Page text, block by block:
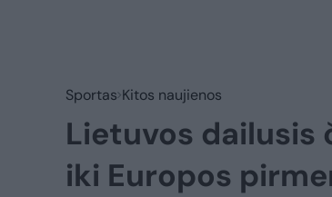
Sportas Kitos naujienos
Lietuvos dailusis
iki Europos